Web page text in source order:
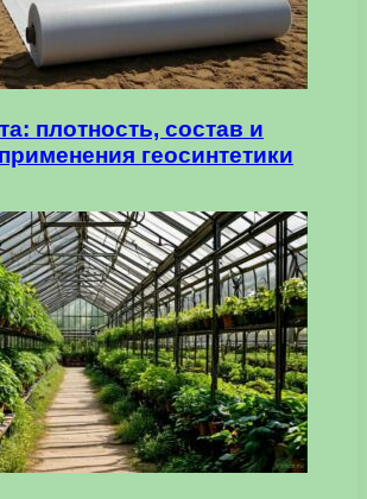
плотность, состав и
геосинтетики